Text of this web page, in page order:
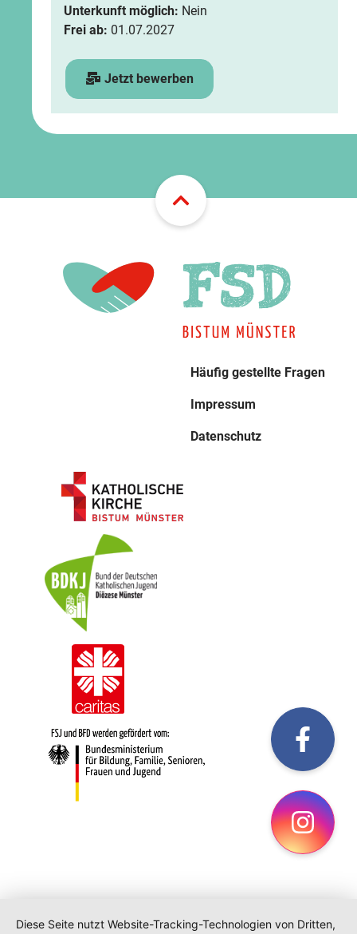
Unterkunft möglich: Nein
Frei ab: 01.07.2027
Jetzt bewerben
Häufig gestellte Fragen
Impressum
Datenschutz
Diese Seite nutzt Website-Tracking-Technologien von Dritten,